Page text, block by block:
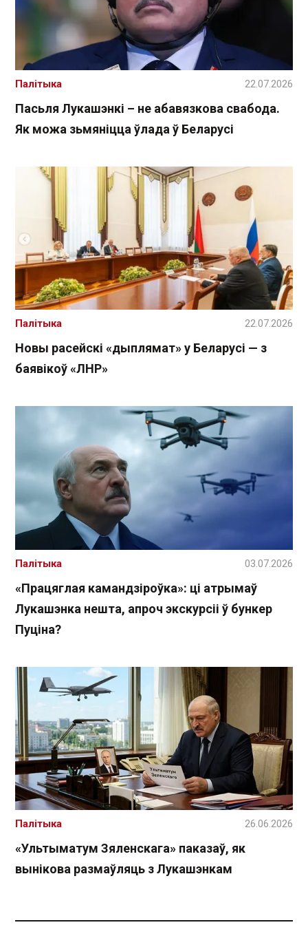
Пасьля Лукашэнкі – не абавязкова свабода.
Як можа зьмяніцца ўлада ў Беларусі
Палітыка 22.07.2026
Новы расейскі «дыплямат» у Беларусі — з
баявікоў «ЛНР»
Палітыка 22.07.2026
«Працяглая камандзіроўка»: ці атрымаў
Лукашэнка нешта, апроч экскурсіі ў бункер
Пуціна?
Палітыка 03.07.2026
«Ультыматум Зяленскага» паказаў, як
вынікова размаўляць з Лукашэнкам
Палітыка 26.06.2026